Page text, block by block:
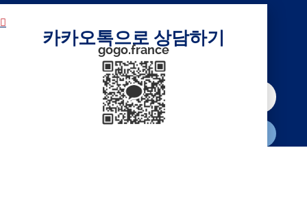
뉴스레터
구독하기
카카오톡으로 상담하기
gogo.france